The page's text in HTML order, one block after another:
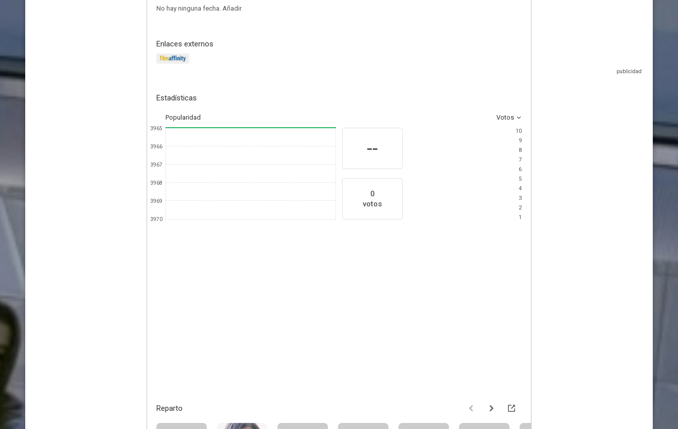
No hay ninguna fecha. Añadir
Enlaces externos
Estadísticas
Popularidad Votos
3965
3966
3967
3968
3969
3970
--
0
votos
10
9
8
7
6
5
4
3
2
1
Reparto